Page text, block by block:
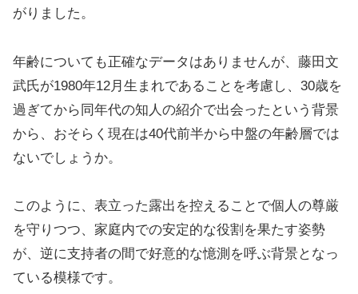
がりました。
年齢についても正確なデータはありませんが、藤田文
武氏が1980年12月生まれであることを考慮し、30歳を
過ぎてから同年代の知人の紹介で出会ったという背景
から、おそらく現在は40代前半から中盤の年齢層では
ないでしょうか。
このように、表立った露出を控えることで個人の尊厳
を守りつつ、家庭内での安定的な役割を果たす姿勢
が、逆に支持者の間で好意的な憶測を呼ぶ背景となっ
ている模様です。